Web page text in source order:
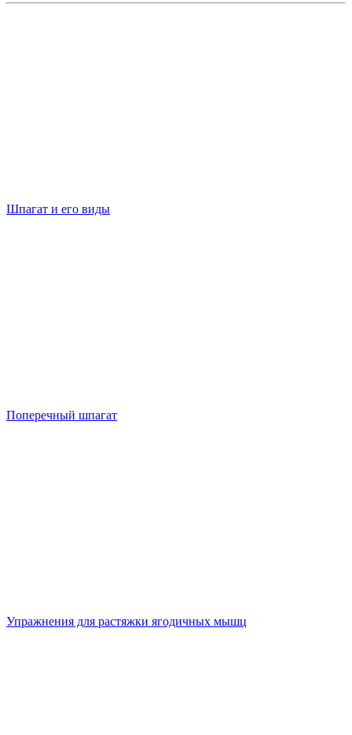
Шпагат и его виды
Поперечный шпагат
Упражнения для растяжки ягодичных мышц